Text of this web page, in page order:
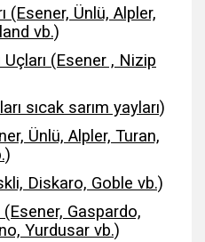
(Esener, Ünlü, Alpler,
vb.)
(Esener , Nizip
sıcak sarım yayları)
Ünlü, Alpler, Turan,
Diskaro, Goble vb.)
Gaspardo,
Yurdusar vb.)